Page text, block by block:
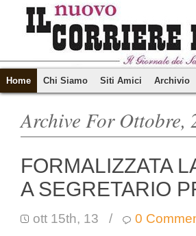
Home Chi Siamo Siti Amici Archivio
Archive For Ottobre,
FORMALIZZATA
A SEGRETARIO
ott 15th, 13 / 0